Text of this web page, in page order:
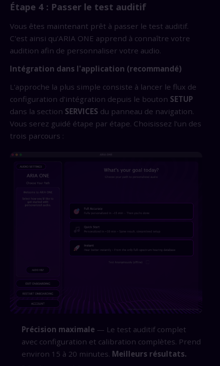
Étape 4 : Passer le test auditif
Vous êtes maintenant prêt à passer le test auditif.
C'est ainsi qu'ARIA ONE apprend à connaître votre
audition afin de personnaliser votre audio.
Intégration dans l'application (recommandé)
L'approche la plus simple consiste à lancer le flux de
configuration d'intégration depuis le bouton SETUP
dans la section SERVICES du panneau de navigation.
Vous serez guidé étape par étape. Choisissez l'un des
trois parcours :
Précision maximale — Le test auditif complet
avec configuration et calibration complètes. Prend
environ 15 à 20 minutes. Meilleurs résultats.